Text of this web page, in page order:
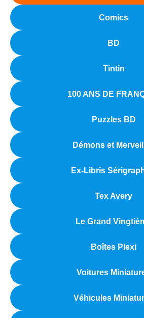
Comics
BD
Tintin
100 ANS DE
Puzzles BD
Démons et
Ex-Libris
Tex Avery
Le Grand
Boîtes Plexi
Voitures
Véhicules